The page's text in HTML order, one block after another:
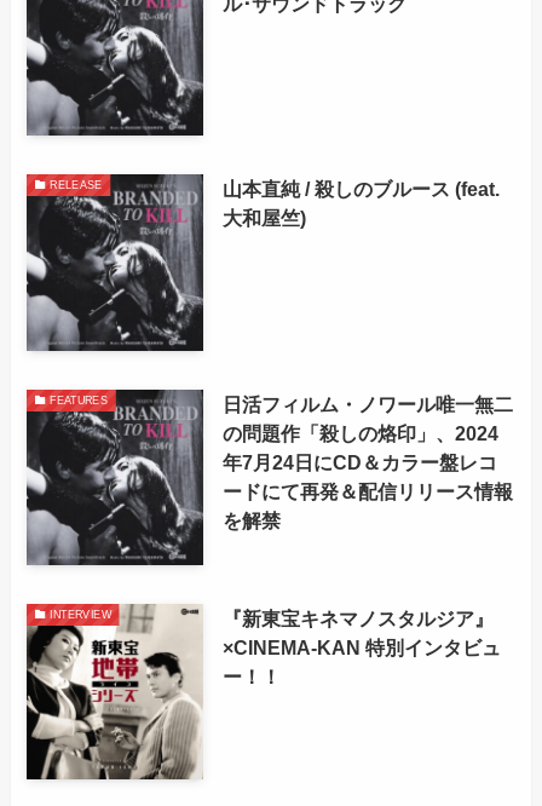
RELEASE
山本直純 / 殺しのブルース (feat.
大和屋竺)
FEATURES
日活フィルム・ノワール唯一無二
の問題作「殺しの烙印」、2024
年7月24日にCD＆カラー盤レコ
ードにて再発＆配信リリース情報
を解禁
INTERVIEW
『新東宝キネマノスタルジア』
×CINEMA-KAN 特別インタビュ
ー！！